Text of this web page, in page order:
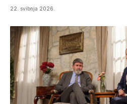
22. svibnja 2026.